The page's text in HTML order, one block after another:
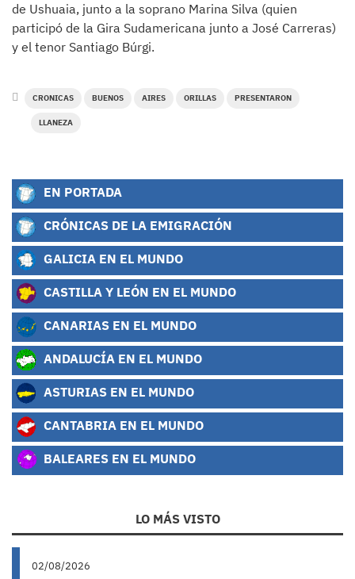
de Ushuaia, junto a la soprano Marina Silva (quien
participó de la Gira Sudamericana junto a José Carreras)
y el tenor Santiago Búrgi.
CRONICAS BUENOS AIRES ORILLAS PRESENTARON
LLANEZA
EN PORTADA
CRÓNICAS DE LA EMIGRACIÓN
GALICIA EN EL MUNDO
CASTILLA Y LEÓN EN EL MUNDO
CANARIAS EN EL MUNDO
ANDALUCÍA EN EL MUNDO
ASTURIAS EN EL MUNDO
CANTABRIA EN EL MUNDO
BALEARES EN EL MUNDO
LO MÁS VISTO
02/08/2026